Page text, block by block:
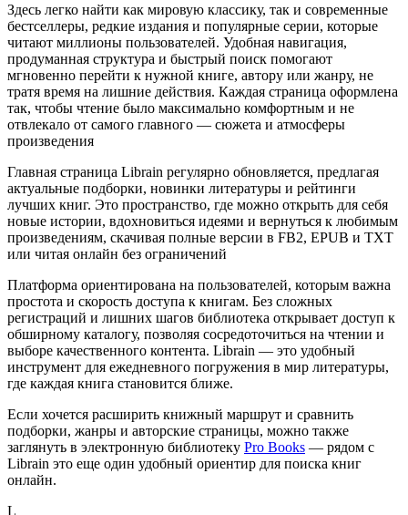
Здесь легко найти как мировую классику, так и современные
бестселлеры, редкие издания и популярные серии, которые
читают миллионы пользователей. Удобная навигация,
продуманная структура и быстрый поиск помогают
мгновенно перейти к нужной книге, автору или жанру, не
тратя время на лишние действия. Каждая страница оформлена
так, чтобы чтение было максимально комфортным и не
отвлекало от самого главного — сюжета и атмосферы
произведения
Главная страница Librain регулярно обновляется, предлагая
актуальные подборки, новинки литературы и рейтинги
лучших книг. Это пространство, где можно открыть для себя
новые истории, вдохновиться идеями и вернуться к любимым
произведениям, скачивая полные версии в FB2, EPUB и TXT
или читая онлайн без ограничений
Платформа ориентирована на пользователей, которым важна
простота и скорость доступа к книгам. Без сложных
регистраций и лишних шагов библиотека открывает доступ к
обширному каталогу, позволяя сосредоточиться на чтении и
выборе качественного контента. Librain — это удобный
инструмент для ежедневного погружения в мир литературы,
где каждая книга становится ближе.
Если хочется расширить книжный маршрут и сравнить
подборки, жанры и авторские страницы, можно также
заглянуть в электронную библиотеку Pro Books — рядом с
Librain это еще один удобный ориентир для поиска книг
онлайн.
L